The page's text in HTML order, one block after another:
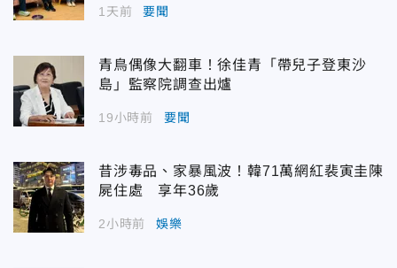
1天前 要聞
青鳥偶像大翻車！徐佳青「帶兒子登東沙
島」監察院調查出爐
19小時前 要聞
昔涉毒品、家暴風波！韓71萬網紅裴寅圭陳
屍住處 享年36歲
2小時前 娛樂